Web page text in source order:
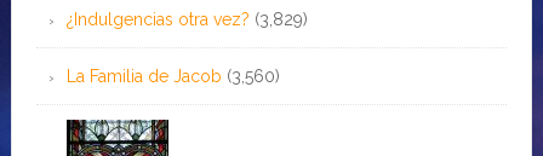
¿Indulgencias otra vez? (3,829)
La Familia de Jacob (3,560)